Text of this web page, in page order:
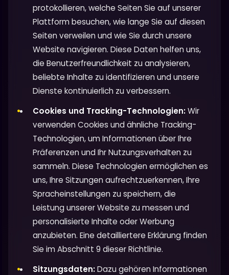
protokollieren, welche Seiten Sie auf unserer
Plattform besuchen, wie lange Sie auf diesen
Seiten verweilen und wie Sie durch unsere
Website navigieren. Diese Daten helfen uns,
die Benutzerfreundlichkeit zu analysieren,
beliebte Inhalte zu identifizieren und unsere
Dienste kontinuierlich zu verbessern.
Cookies und Tracking-Technologien:Wir
verwenden Cookies und ähnliche Tracking-
Technologien, um Informationen über Ihre
Präferenzen und Ihr Nutzungsverhalten zu
sammeln. Diese Technologien ermöglichen es
uns, Ihre Sitzungen aufrechtzuerkennen, Ihre
Spracheinstellungen zu speichern, die
Leistung unserer Website zu messen und
personalisierte Inhalte oder Werbung
anzubieten. Eine detailliertere Erklärung finden
Sie im Abschnitt 9 dieser Richtlinie.
Sitzungsdaten:Dazu gehören Informationen